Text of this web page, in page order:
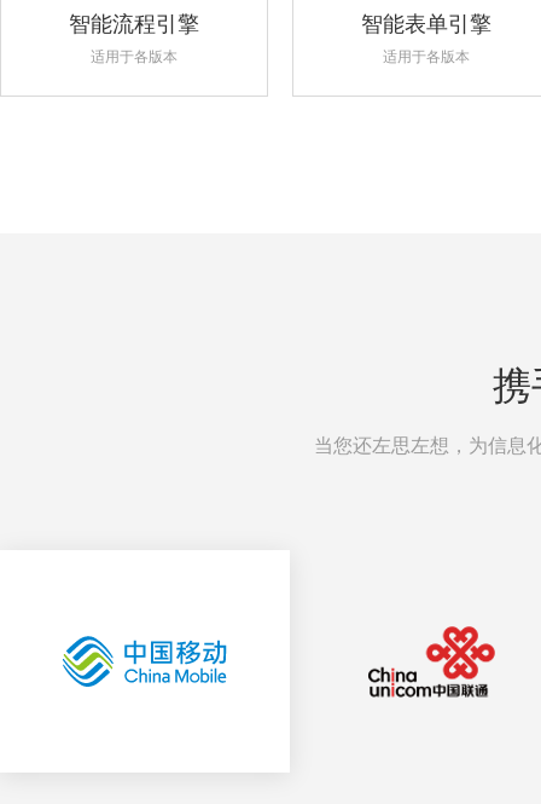
智能流程引擎
适用于各版本
智能表单引擎
适用于各版本
携
当您还左思左想，为信息